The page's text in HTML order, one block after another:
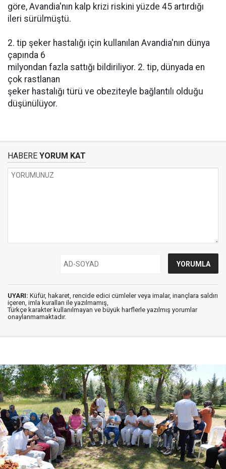
göre, Avandia'nın kalp krizi riskini yüzde 45 artırdığı
ileri sürülmüştü.
2. tip şeker hastalığı için kullanılan Avandia'nın dünya
çapında 6
milyondan fazla sattığı bildiriliyor. 2. tip, dünyada en
çok rastlanan
şeker hastalığı türü ve obeziteyle bağlantılı olduğu
düşünülüyor.
HABERE YORUM KAT
UYARI: Küfür, hakaret, rencide edici cümleler veya imalar, inançlara saldırı
içeren, imla kuralları ile yazılmamış,
Türkçe karakter kullanılmayan ve büyük harflerle yazılmış yorumlar
onaylanmamaktadır.